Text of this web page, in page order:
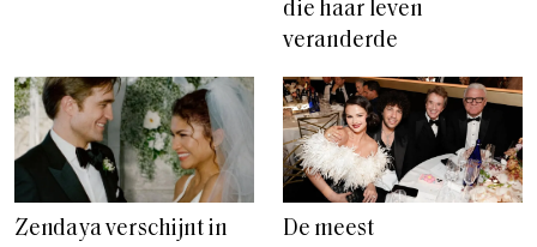
die haar leven
veranderde
Zendaya verschijnt in
De meest